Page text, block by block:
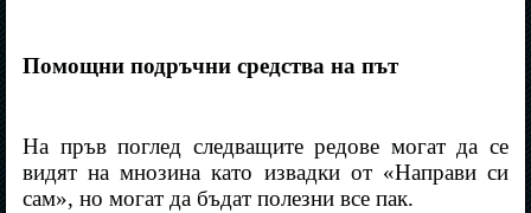
Помощни подръчни средства на път
На пръв поглед следващите редове могат да се
видят на мнозина като извадки от «Направи си
сам», но могат да бъдат полезни все пак.